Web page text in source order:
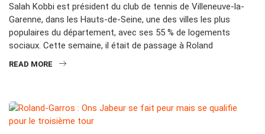
Salah Kobbi est président du club de tennis de Villeneuve-la-
Garenne, dans les Hauts-de-Seine, une des villes les plus
populaires du département, avec ses 55 % de logements
sociaux. Cette semaine, il était de passage à Roland
READ MORE